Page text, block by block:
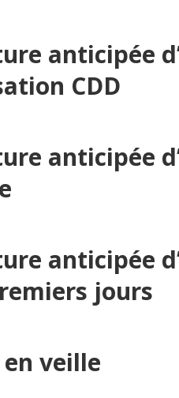
anticipée
CDD
anticipée
anticipée
jours
veille